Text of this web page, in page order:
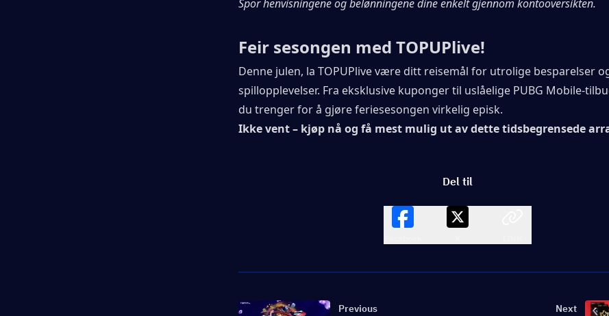
Spor henvisningene og belønningene dine enkelt gjennom kontooversikten.
Feir sesongen med TOPUPlive!
Denne julen, la TOPUPlive være ditt reisemål for utrolige besparelser
spillopplevelser. Fra eksklusive kuponger til uslåelige PUBG Mobile-
du trenger for å gjøre feriesesongen virkelig episk.
Ikke vent – ​​kjøp nå og få mest mulig ut av dette tidsbegrensede
Del til
Previous
Next